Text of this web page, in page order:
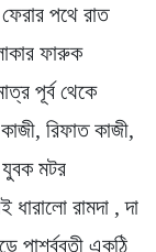
পথে রাত
ফারুক
পূর্ব থেকে
রিফাত কাজী,
মটর
রামদা , দা
পার্শ্ববতী একঠি